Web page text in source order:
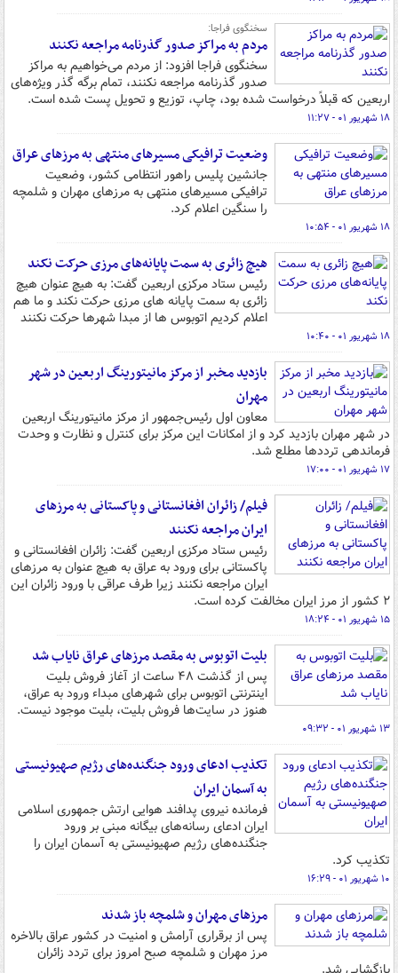
سخنگوی فراجا:
مردم به مراکز صدور گذرنامه مراجعه نکنند
سخنگوی فراجا افزود: از مردم می‌خواهیم به مراکز
صدور گذرنامه مراجعه نکنند، تمام برگه گذر ویژه‌های
اربعین که قبلاً درخواست شده بود، چاپ، توزیع و تحویل پست شده است.
۱۸ شهریور ۰۱ - ۱۱:۲۷
وضعیت ترافیکی مسیرهای منتهی به مرزهای عراق
جانشین پلیس راهور انتظامی کشور، وضعیت
ترافیکی مسیرهای منتهی به مرزهای مهران و شلمچه
را سنگین اعلام کرد.
۱۸ شهریور ۰۱ - ۱۰:۵۴
هیچ زائری به سمت پایانه‌های مرزی حرکت نکند
رئیس ستاد مرکزی اربعین گفت: به هیچ عنوان هیچ
زائری به سمت پایانه های مرزی حرکت نکند و ما هم
اعلام کردیم اتوبوس ها از مبدا شهرها حرکت نکنند
۱۸ شهریور ۰۱ - ۱۰:۴۰
بازدید مخبر از مرکز مانیتورینگ اربعین در شهر
مهران
معاون اول رئیس‌جمهور از مرکز مانیتورینگ اربعین
در شهر مهران بازدید کرد و از امکانات این مرکز برای کنترل و نظارت و وحدت
فرماندهی ترددها مطلع شد.
۱۷ شهریور ۰۱ - ۱۷:۰۰
فیلم/ زائران افغانستانی و پاکستانی به مرزهای
ایران مراجعه نکنند
رئیس ستاد مرکزی اربعین گفت: زائران افغانستانی و
پاکستانی برای ورود به عراق به هیچ عنوان به مرزهای
ایران مراجعه نکنند زیرا طرف عراقی با ورود زائران این
۲ کشور از مرز ایران مخالفت کرده است.
۱۵ شهریور ۰۱ - ۱۸:۲۴
بلیت اتوبوس به مقصد مرزهای عراق نایاب شد
پس از گذشت ۴۸ ساعت از آغاز فروش بلیت
اینترنتی اتوبوس برای شهرهای مبداء ورود به عراق،
هنوز در سایت‌ها فروش بلیت، بلیت موجود نیست.
۱۳ شهریور ۰۱ - ۰۹:۳۲
تکذیب ادعای ورود جنگنده‌های رژیم صهیونیستی
به آسمان ایران
فرمانده نیروی پدافند هوایی ارتش جمهوری اسلامی
ایران ادعای رسانه‌های بیگانه مبنی بر ورود
جنگنده‌های رژیم صهیونیستی به آسمان ایران را
تکذیب کرد.
۱۰ شهریور ۰۱ - ۱۶:۲۹
مرزهای مهران و شلمچه باز شدند
پس از برقراری آرامش و امنیت در کشور عراق بالاخره
مرز مهران و شلمچه صبح امروز برای تردد زائران